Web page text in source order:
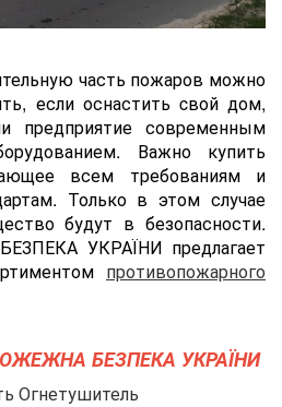
часть пожаров можно
если оснастить cвой дом,
предприятие современным
Важно купить
всем требованиям и
Только в этом случае
будут в безопасности.
УКРАЇНИ предлагает
противопожарного
БЕЗПЕКА УКРАЇНИ